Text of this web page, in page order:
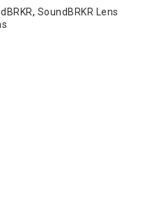
, SoundBRKR Lens